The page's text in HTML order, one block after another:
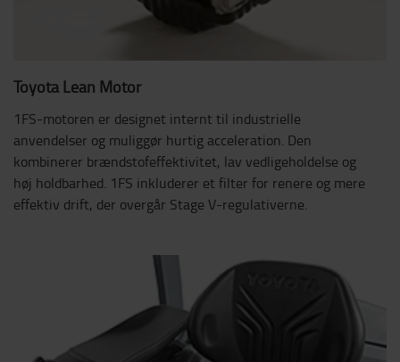
Toyota Lean Motor
1FS-motoren er designet internt til industrielle
anvendelser og muliggør hurtig acceleration. Den
kombinerer brændstofeffektivitet, lav vedligeholdelse og
høj holdbarhed. 1FS inkluderer et filter for renere og mere
effektiv drift, der overgår Stage V-regulativerne.